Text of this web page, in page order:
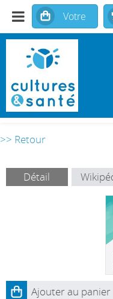
>> Retour
Détail
Ajouter au panier